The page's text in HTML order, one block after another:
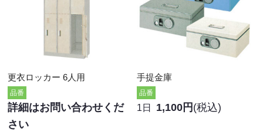
更衣ロッカー 6人用
品番
詳細はお問い合わせくだ
さい
手提金庫
品番
1日 1,100円 (税込)